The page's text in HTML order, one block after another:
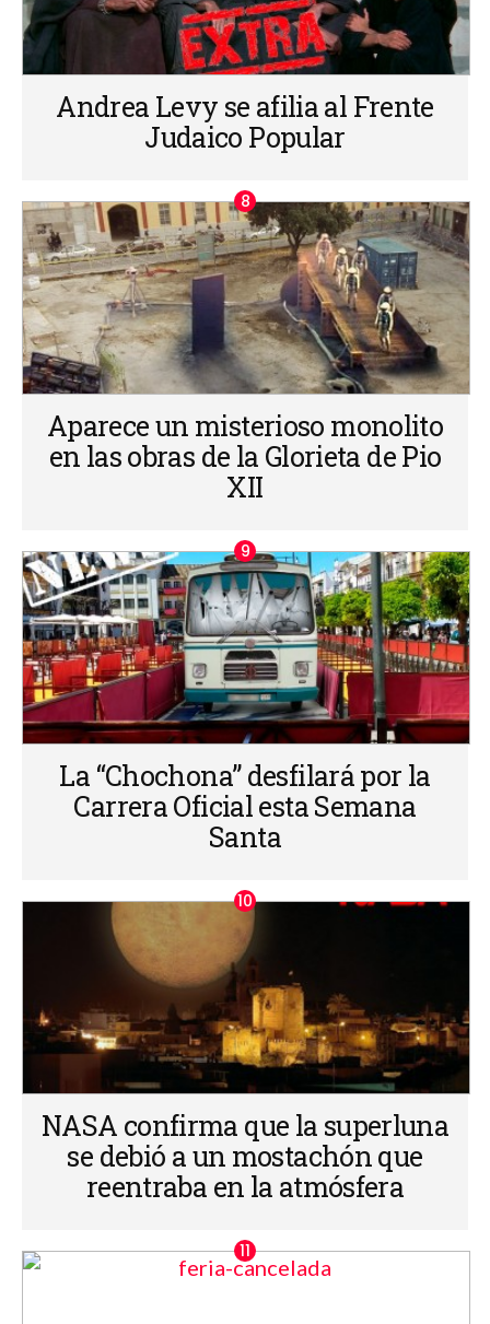
Andrea Levy se afilia al Frente
Judaico Popular
Aparece un misterioso monolito
en las obras de la Glorieta de Pio
XII
La “Chochona” desfilará por la
Carrera Oficial esta Semana
Santa
NASA confirma que la superluna
se debió a un mostachón que
reentraba en la atmósfera